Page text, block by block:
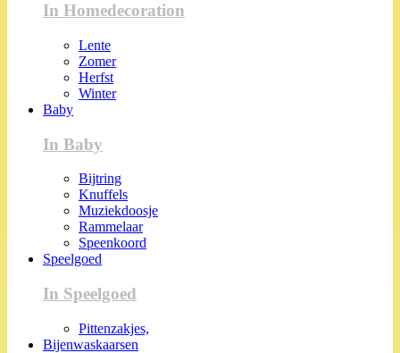
In Homedecoration
Lente
Zomer
Herfst
Winter
Baby
In Baby
Bijtring
Knuffels
Muziekdoosje
Rammelaar
Speenkoord
Speelgoed
In Speelgoed
Pittenzakjes,
Bijenwaskaarsen